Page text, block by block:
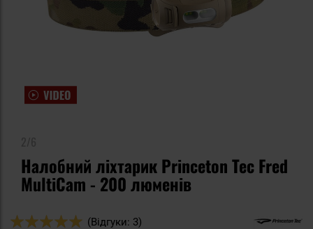
Налобний ліхтарик Princeton Tec Fred
MultiCam - 200 люменів
Оцінка:
(Відгуки: 3)